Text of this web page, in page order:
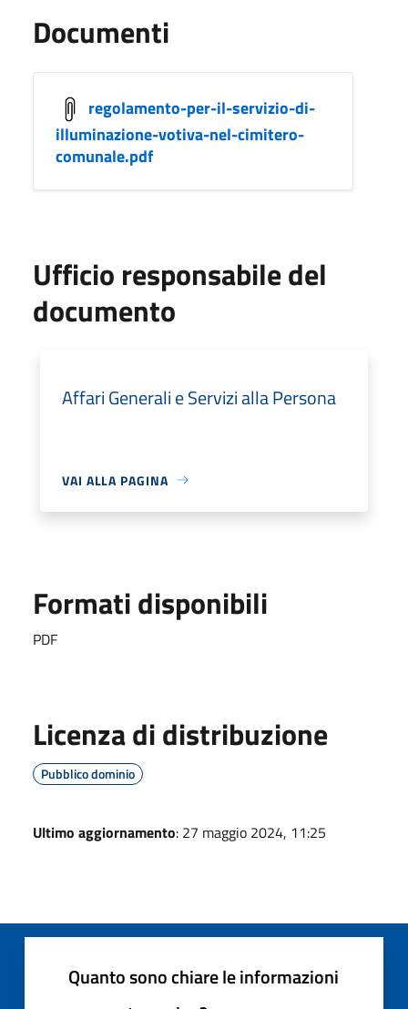
Documenti
regolamento-per-il-servizio-di-
illuminazione-votiva-nel-cimitero-
comunale.pdf
Ufficio responsabile del
documento
Affari Generali e Servizi alla Persona
VAI ALLA PAGINA
Formati disponibili
PDF
Licenza di distribuzione
Pubblico dominio
Ultimo aggiornamento: 27 maggio 2024, 11:25
Quanto sono chiare le informazioni